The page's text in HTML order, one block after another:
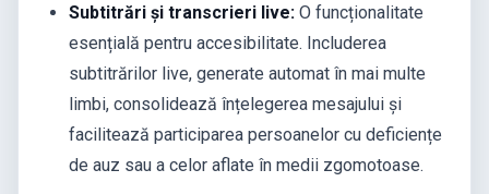
Subtitrări și transcrieri live: O funcționalitate
esențială pentru accesibilitate. Includerea
subtitrărilor live, generate automat în mai multe
limbi, consolidează înțelegerea mesajului și
facilitează participarea persoanelor cu deficiențe
de auz sau a celor aflate în medii zgomotoase.